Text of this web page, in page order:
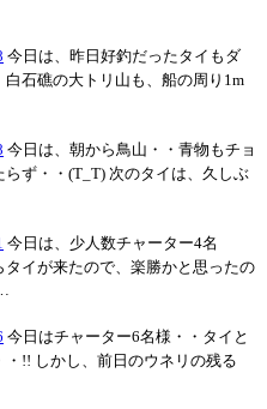
今日は、昨日好釣だったタイもダ
石礁の大トリ山も、船の周り1m
今日は、朝から鳥山・・青物もチョ
ず・・(T_T) 次のタイは、久しぶ
今日は、少人数チャーター4名
イが来たので、楽勝かと思ったの
今日はチャーター6名様・・タイと
!! しかし、前日のウネリの残る